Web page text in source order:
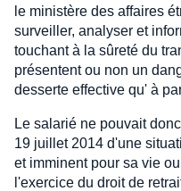
le ministère des affaires
surveiller, analyser et
touchant à la sûreté du
présentent ou non un
desserte effective qu' à
Le salarié ne pouvait
19 juillet 2014 d'une
et imminent pour sa vie
l'exercice du droit de